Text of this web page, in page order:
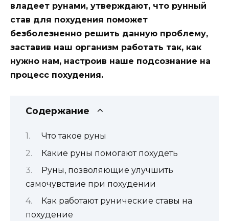
владеет рунами, утверждают, что рунный
став для похудения поможет
безболезненно решить данную проблему,
заставив наш организм работать так, как
нужно нам, настроив наше подсознание на
процесс похудения.
Содержание
Что такое руны
Какие руны помогают похудеть
Руны, позволяющие улучшить
самочувствие при похудении
Как работают рунические ставы на
похудение